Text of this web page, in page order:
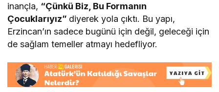
inançla, “Çünkü Biz, Bu Formanın
Çocuklarıyız” diyerek yola çıktı. Bu yapı,
Erzincan’ın sadece bugünü için değil, geleceği için
de sağlam temeller atmayı hedefliyor.